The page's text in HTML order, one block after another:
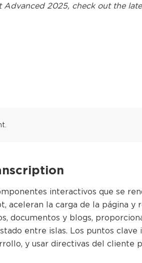
Advanced 2025, check out the
interactivos que se
aceleran la carga de la página y
documentos y blogs,
entre islas. Los puntos
y usar directivas del cliente